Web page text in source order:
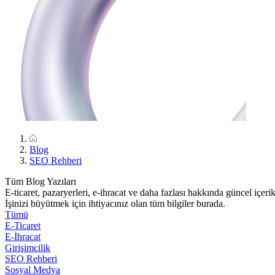
Blog
SEO Rehberi
Tüm Blog Yazıları
E-ticaret, pazaryerleri, e-ihracat ve daha fazlası hakkında güncel
İşinizi büyütmek için ihtiyacınız olan tüm bilgiler burada.
Tümü
E-Ticaret
E-İhracat
Girişimcilik
SEO Rehberi
Sosyal Medya